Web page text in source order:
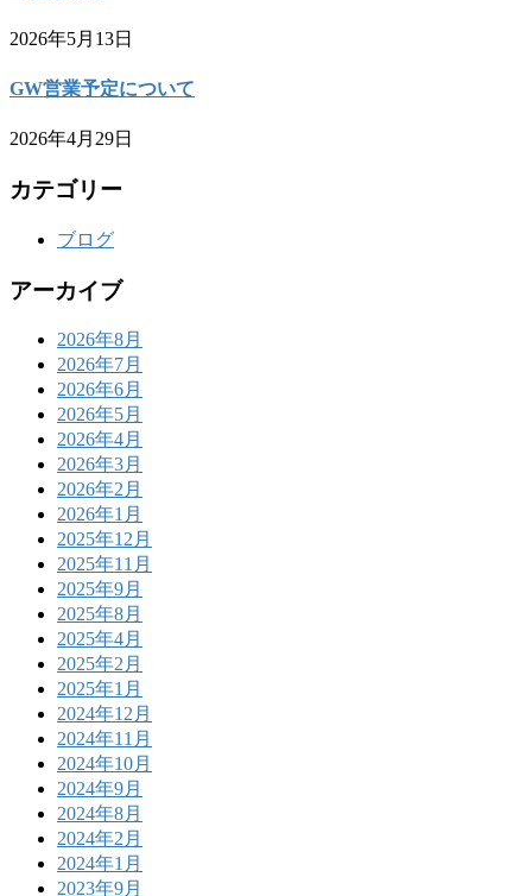
2026年5月13日
GW営業予定について
2026年4月29日
カテゴリー
ブログ
アーカイブ
2026年8月
2026年7月
2026年6月
2026年5月
2026年4月
2026年3月
2026年2月
2026年1月
2025年12月
2025年11月
2025年9月
2025年8月
2025年4月
2025年2月
2025年1月
2024年12月
2024年11月
2024年10月
2024年9月
2024年8月
2024年2月
2024年1月
2023年9月